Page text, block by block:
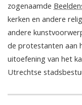
zogenaamde
kerken en andere
andere
de protestanten aan
uitoefening van het
Utrechtse